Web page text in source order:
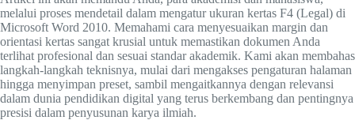
melalui proses mendetail dalam mengatur ukuran kertas F4 (Legal) di
Microsoft Word 2010. Memahami cara menyesuaikan margin dan
orientasi kertas sangat krusial untuk memastikan dokumen Anda
terlihat profesional dan sesuai standar akademik. Kami akan membahas
langkah-langkah teknisnya, mulai dari mengakses pengaturan halaman
hingga menyimpan preset, sambil mengaitkannya dengan relevansi
dalam dunia pendidikan digital yang terus berkembang dan pentingnya
presisi dalam penyusunan karya ilmiah.